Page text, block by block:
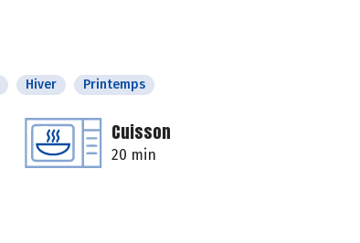
Hiver Printemps
Cuisson
20 min